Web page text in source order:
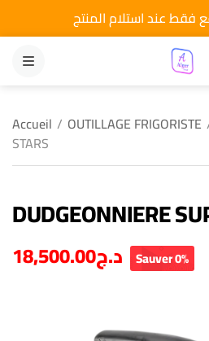
فقط عند استلام المنتج
MENU
Accueil / OUTILLAGE FRIGORISTE
STARS
DUDGEONNIERE
د.ج18,500.00 Sauver 0%